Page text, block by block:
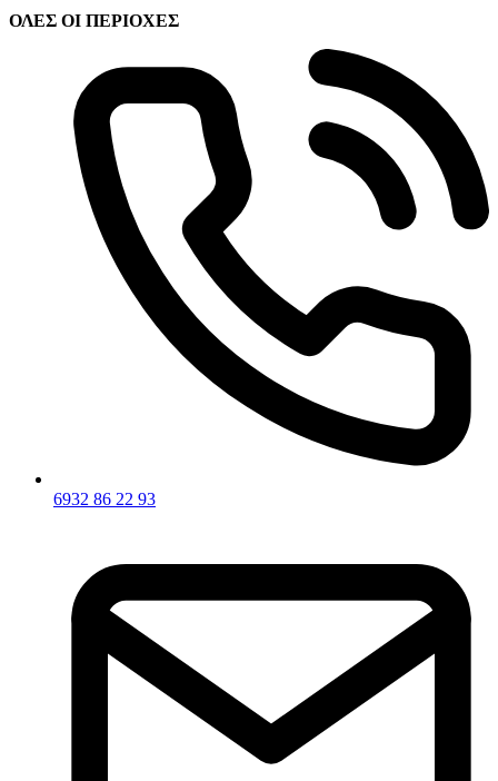
ΟΛΕΣ ΟΙ ΠΕΡΙΟΧΕΣ
6932 86 22 93